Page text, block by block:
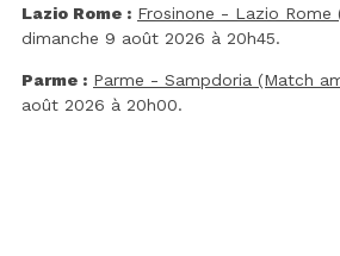
Lazio Rome : Frosinone - Lazio Rome
dimanche 9 août 2026 à 20h45.
Parme : Parme - Sampdoria (Match
août 2026 à 20h00.